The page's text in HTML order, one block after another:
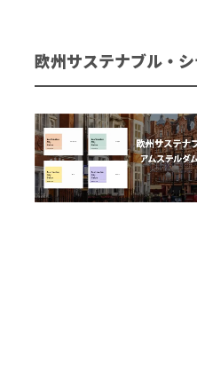
欧州サステナブル・